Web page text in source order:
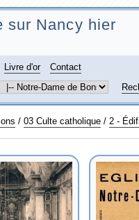
sur Nancy hier
Livre d'or
Contact
/ 03 Culte catholique / 2 -